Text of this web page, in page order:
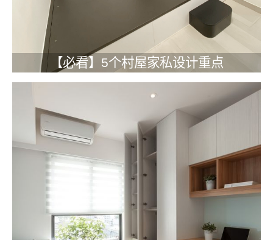
【必看】5个村屋家私设计重点